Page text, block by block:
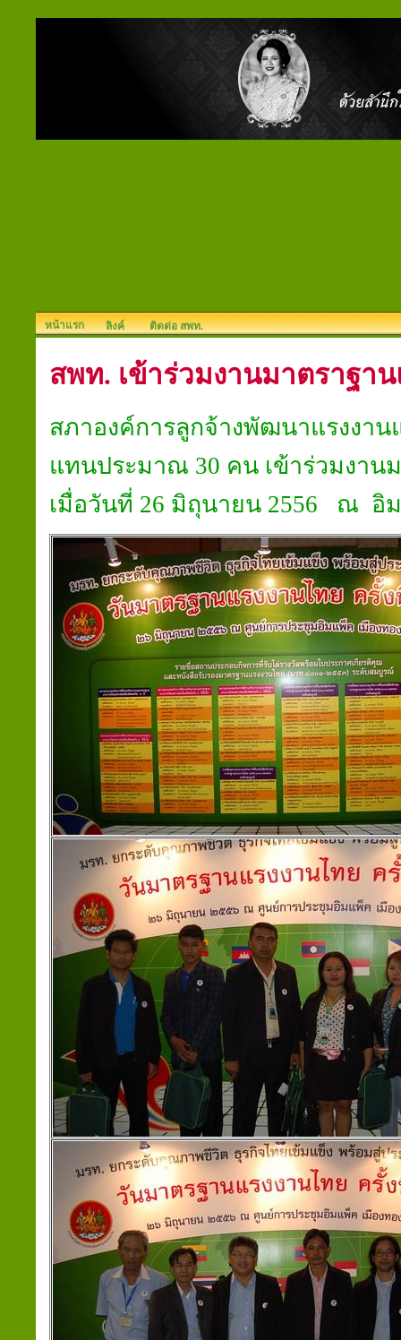
หน้าแรก ลิงค์ ติดต่อ สพท.
สพท. เข้าร่วมงานมาตราฐา
สภาองค์การลูกจ้างพัฒนาแรงงาน
แทนประมาณ 30 คน เข้าร่วมงาน
เมื่อวันที่ 26 มิถุนายน 2556 ณ อิ